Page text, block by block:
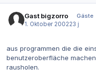
Gast bigzorro
Gäste
1. Oktober 200223 j
aus programmen die die
benutzeroberfläche
rausholen.